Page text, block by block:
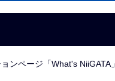
ンページ「What's NiiGATA」